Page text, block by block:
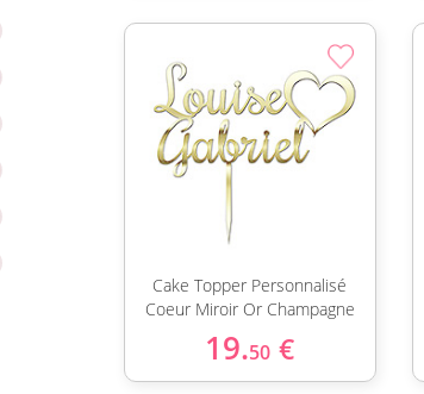
Cake Topper Personnalisé
Coeur Miroir Or Champagne
19.50 €